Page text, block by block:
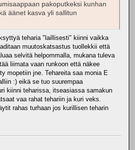
pakoputkeksi kunhan
äänet kasva yli sallitun
teharia "laillisesti" kiinni vaikka
muutoskatsastus tuollekkii että
selvitä helpommalla, mukana tuleva
liimata vaan runkoon että näkee
mopetiin jne. Tehareita saa monia E
:) eikä se tuo suurempaa
kiinni teharissa, itseasiassa samakun
vaa rahat tehariin ja kuri veks.
rahas turhaan jos kurillisen teharin